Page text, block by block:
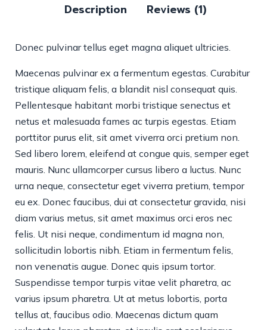
Description Reviews (1)
Donec pulvinar tellus eget magna aliquet ultricies.
Maecenas pulvinar ex a fermentum egestas. Curabitur
tristique aliquam felis, a blandit nisl consequat quis.
Pellentesque habitant morbi tristique senectus et
netus et malesuada fames ac turpis egestas. Etiam
porttitor purus elit, sit amet viverra orci pretium non.
Sed libero lorem, eleifend at congue quis, semper eget
mauris. Nunc ullamcorper cursus libero a luctus. Nunc
urna neque, consectetur eget viverra pretium, tempor
eu ex. Donec faucibus, dui at consectetur gravida, nisi
diam varius metus, sit amet maximus orci eros nec
felis. Ut nisi neque, condimentum id magna non,
sollicitudin lobortis nibh. Etiam in fermentum felis,
non venenatis augue. Donec quis ipsum tortor.
Suspendisse tempor turpis vitae velit pharetra, ac
varius ipsum pharetra. Ut at metus lobortis, porta
tellus at, faucibus odio. Maecenas dictum quam